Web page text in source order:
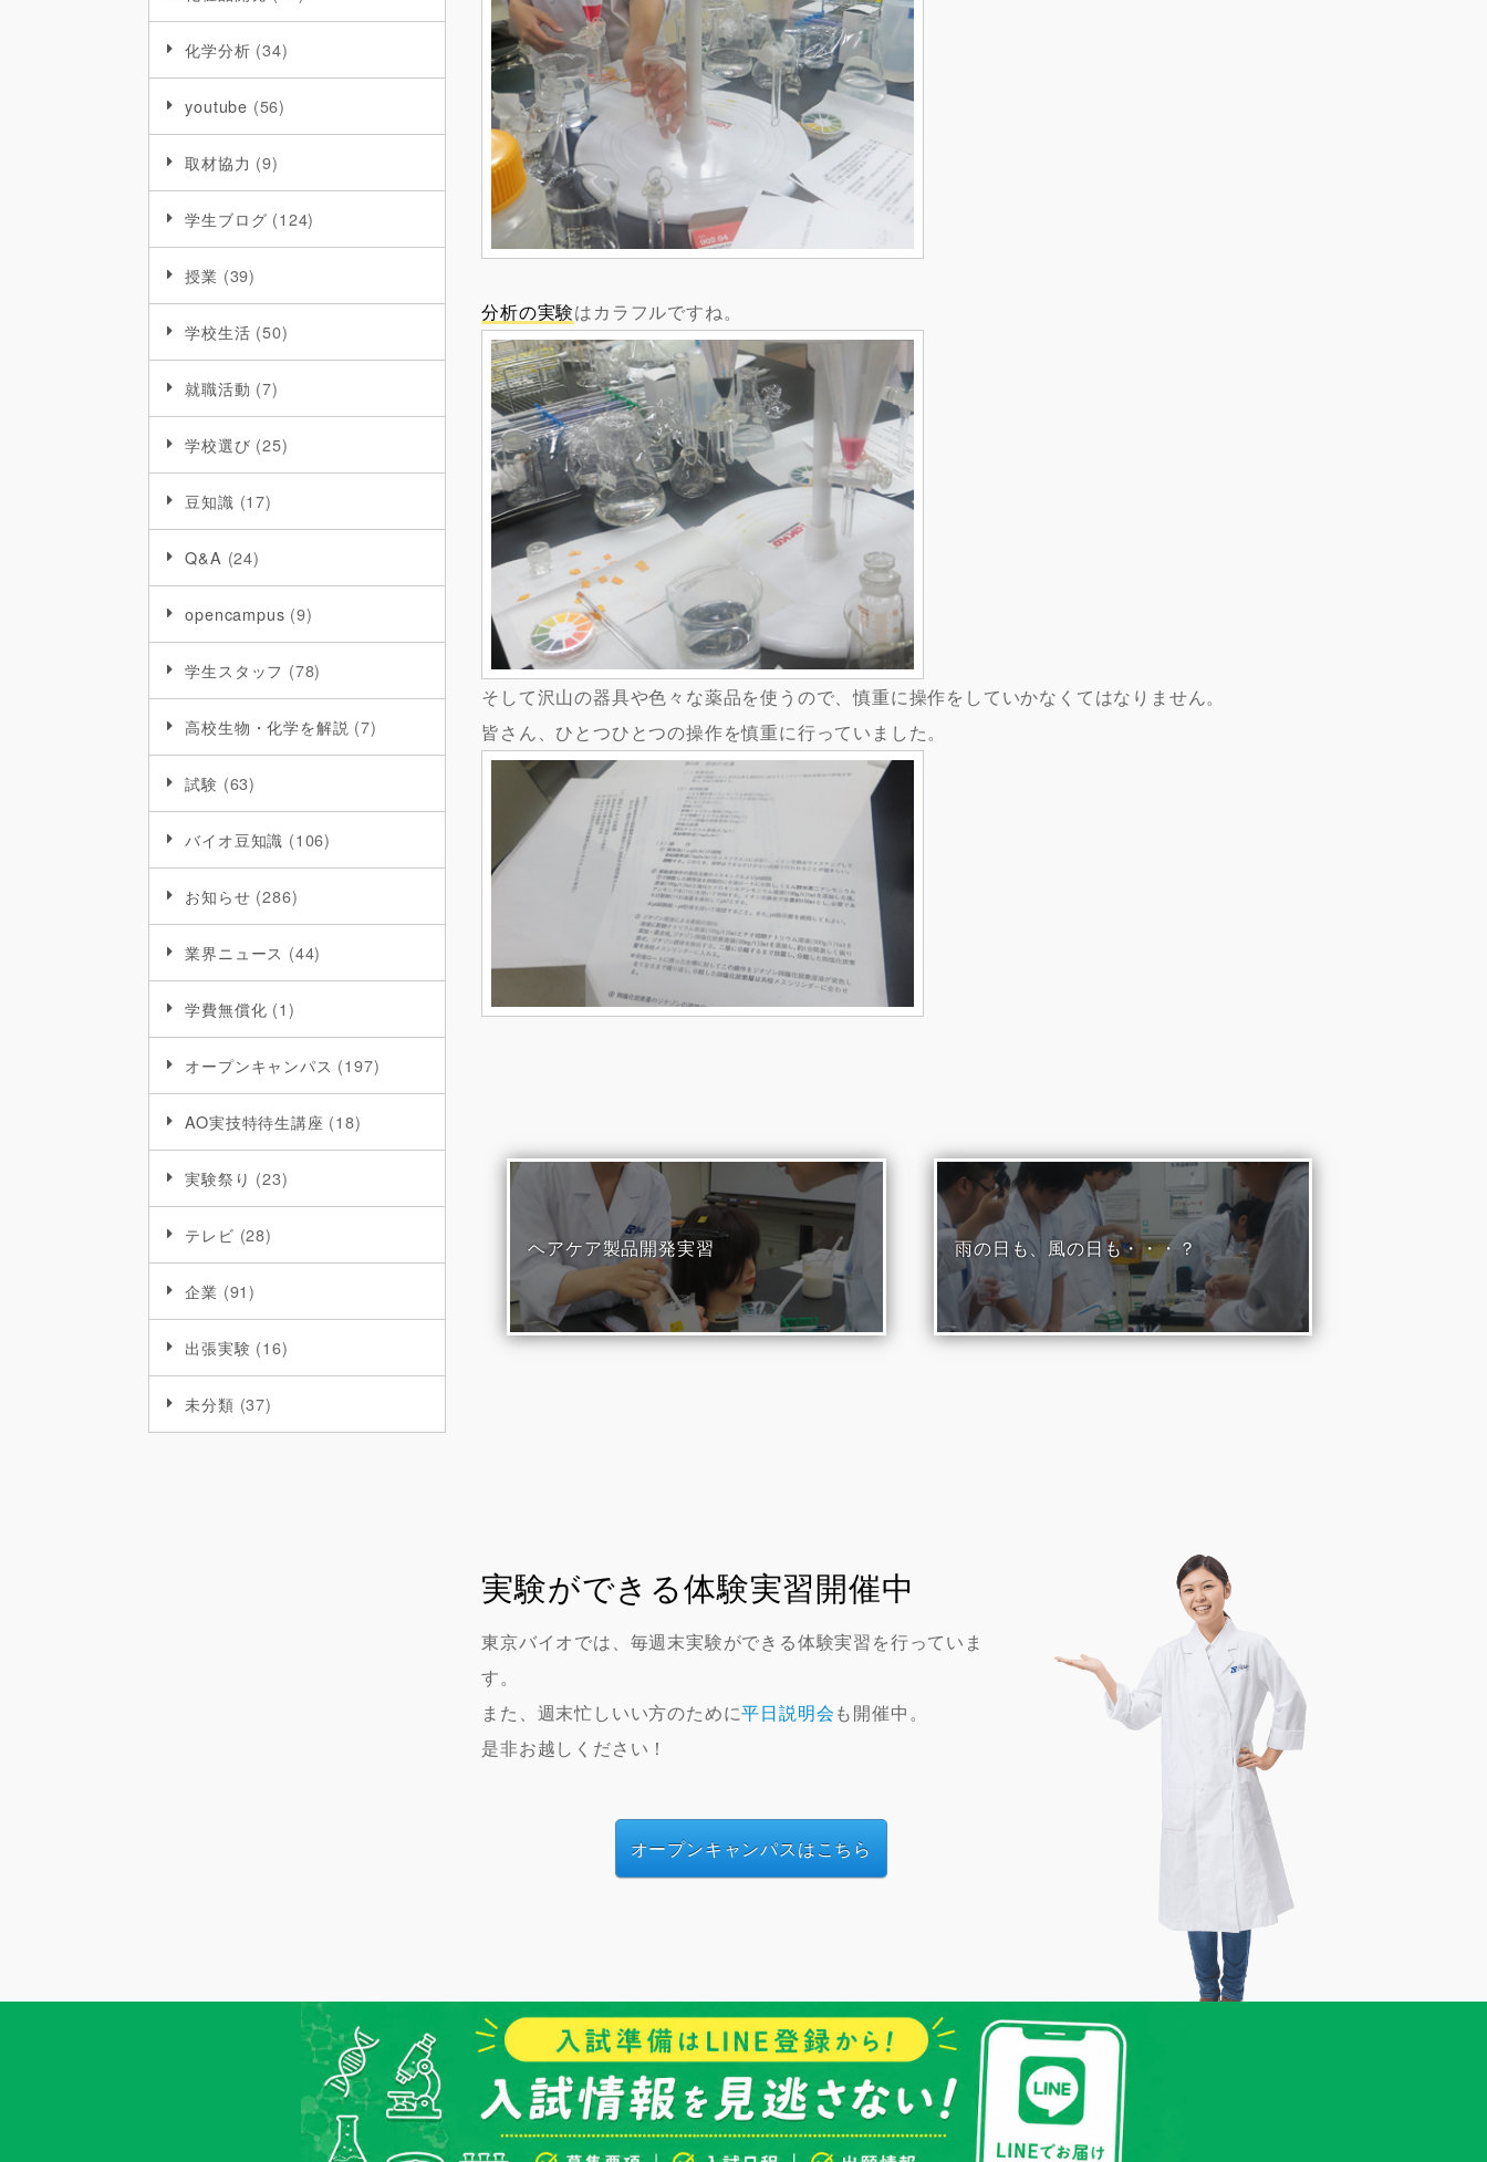
化学分析 (34)
youtube (56)
取材協力 (9)
学生ブログ (124)
授業 (39)
学校生活 (50)
就職活動 (7)
学校選び (25)
豆知識 (17)
Q&A (24)
opencampus (9)
学生スタッフ (78)
高校生物・化学を解説 (7)
試験 (63)
バイオ豆知識 (106)
お知らせ (286)
業界ニュース (44)
学費無償化 (1)
オープンキャンパス (197)
AO実技特待生講座 (18)
実験祭り (23)
テレビ (28)
企業 (91)
出張実験 (16)
未分類 (37)
分析の実験はカラフルですね。
そして沢山の器具や色々な薬品を使うので、慎重に操作をしていかなくてはなりません。
皆さん、ひとつひとつの操作を慎重に行っていました。
ヘアケア製品開発実習 雨の日も、風の日も・・・？
実験ができる体験実習開催中
東京バイオでは、毎週末実験ができる体験実習を行っていま
す。
また、週末忙しいい方のために平日説明会も開催中。
是非お越しください！
オープンキャンパスはこちら